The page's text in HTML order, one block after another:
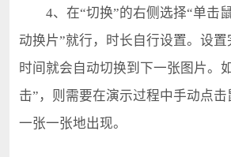
4、在“切换”的右侧选择“单击鼠
动换片”就行，时长自行设置。设
时间就会自动切换到下一张图片。
击”，则需要在演示过程中手动点
一张一张地出现。